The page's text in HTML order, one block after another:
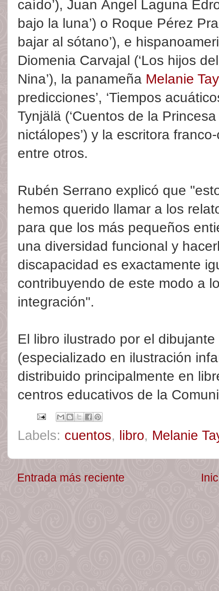
caído’), Juan Ángel Laguna
bajo la luna’) o Roque Pérez
bajar al sótano’), e
Diomenia Carvajal (‘Los hijos
Nina’), la panameña Melanie
predicciones’, ‘Tiempos
Tynjälä (‘Cuentos de la
nictálopes’) y la escritora
entre otros.
Rubén Serrano explicó que
hemos querido llamar a los
para que los más pequeños
una diversidad funcional y
discapacidad es exactamente
contribuyendo de este modo a
integración".
El libro ilustrado por el
(especializado en ilustración
distribuido principalmente en
centros educativos de la
Labels: cuentos, libro, Melanie
Entrada más reciente